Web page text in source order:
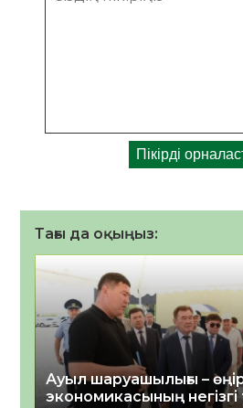
Тағы да оқыңыз:
Ауыл шаруашылығы –
экономикасының негізгі